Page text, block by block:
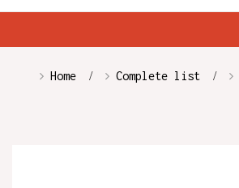
Home Complete list